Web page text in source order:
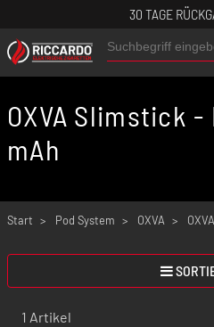
30 TAGE
OXVA Slimstick -
mAh
Start Pod System OXVA
1 Artikel